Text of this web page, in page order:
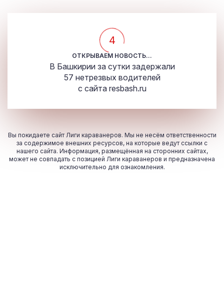
4
ОТКРЫВАЕМ НОВОСТЬ...
В Башкирии за сутки задержали
57 нетрезвых водителей
с сайта resbash.ru
Вы покидаете сайт Лиги караванеров. Мы не несём ответственности
за содержимое внешних ресурсов, на которые ведут ссылки с
нашего сайта. Информация, размещённая на сторонних сайтах,
может не совпадать с позицией Лиги караванеров и предназначена
исключительно для ознакомления.